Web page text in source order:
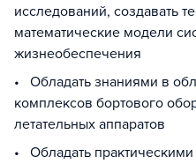
исследований, создавать
математические модели
жизнеобеспечения
• Обладать знаниями в
комплексов бортового
летательных аппаратов
• Обладать